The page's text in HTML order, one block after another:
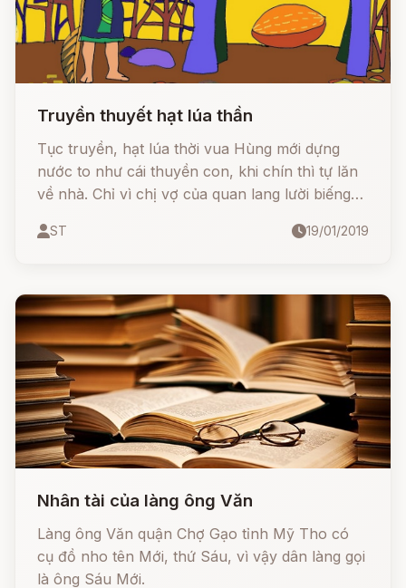
Truyền thuyết hạt lúa thần
Tục truyền, hạt lúa thời vua Hùng mới dựng
nước to như cái thuyền con, khi chín thì tự lăn
về nhà. Chỉ vì chị vợ của quan lang lười biếng
những hạt lúa ngày càng bé đi và mỗi lần lúa
ST 19/01/2019
Nhân tài của làng ông Văn
Làng ông Văn quận Chợ Gạo tỉnh Mỹ Tho có
cụ đồ nho tên Mới, thứ Sáu, vì vậy dân làng gọi
là ông Sáu Mới.